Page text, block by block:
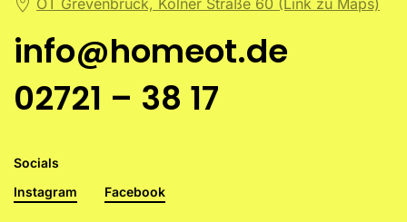
OT Grevenbrück, Kölner Straße 60 (Link zu Maps)
info@homeot.de
02721 – 38 17
Socials
Instagram
Facebook